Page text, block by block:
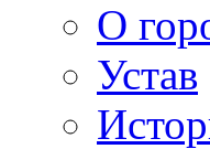
О
Устав